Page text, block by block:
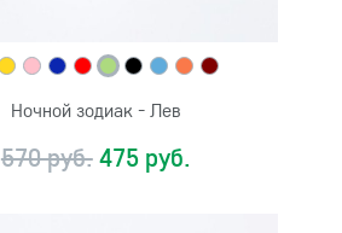
Ночной зодиак - Лев
570 руб.475 руб.